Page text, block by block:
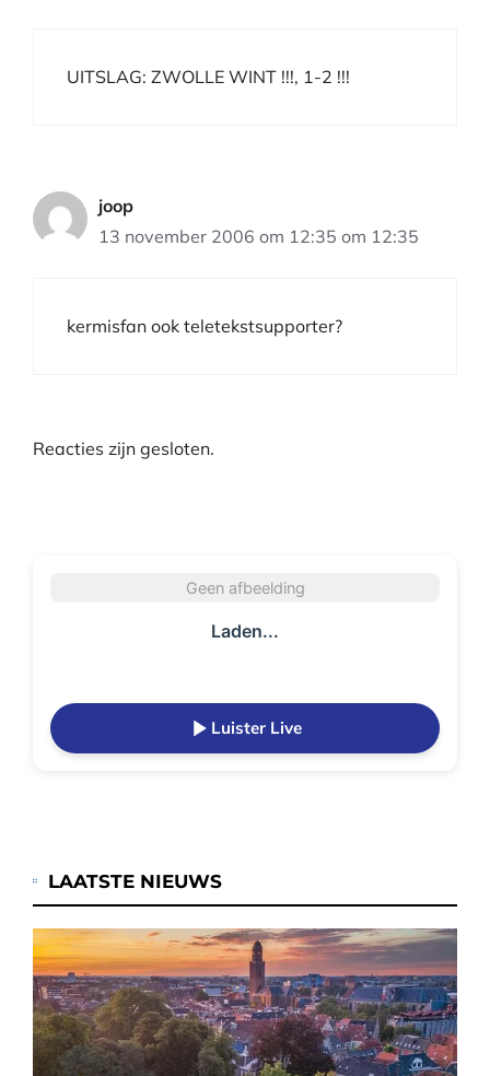
UITSLAG: ZWOLLE WINT !!!, 1-2 !!!
joop
13 november 2006 om 12:35 om 12:35
kermisfan ook teletekstsupporter?
Reacties zijn gesloten.
Geen afbeelding
Laden...
Luister Live
LAATSTE NIEUWS